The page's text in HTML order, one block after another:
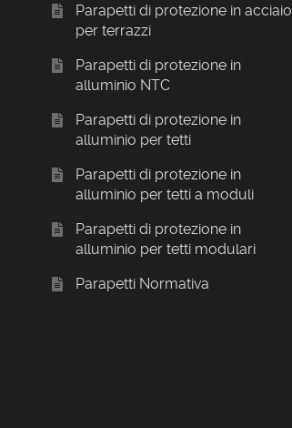
Parapetti di protezione in acciaio
per terrazzi
Parapetti di protezione in
alluminio NTC
Parapetti di protezione in
alluminio per tetti
Parapetti di protezione in
alluminio per tetti a moduli
Parapetti di protezione in
alluminio per tetti modulari
Parapetti Normativa